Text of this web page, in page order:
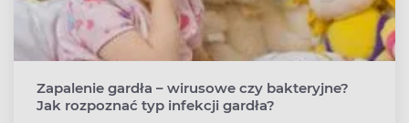
Zapalenie gardła – wirusowe czy bakteryjne?
Jak rozpoznać typ infekcji gardła?